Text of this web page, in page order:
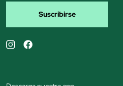
Suscribirse